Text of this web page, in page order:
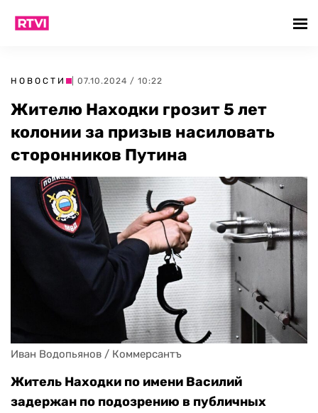
НОВОСТИ | 07.10.2024 / 10:22
Жителю Находки грозит 5 лет
колонии за призыв насиловать
сторонников Путина
Иван Водопьянов / Коммерсантъ
Житель Находки по имени Василий
задержан по подозрению в публичных